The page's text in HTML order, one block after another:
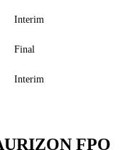
Interim
Final
Interim
FPO